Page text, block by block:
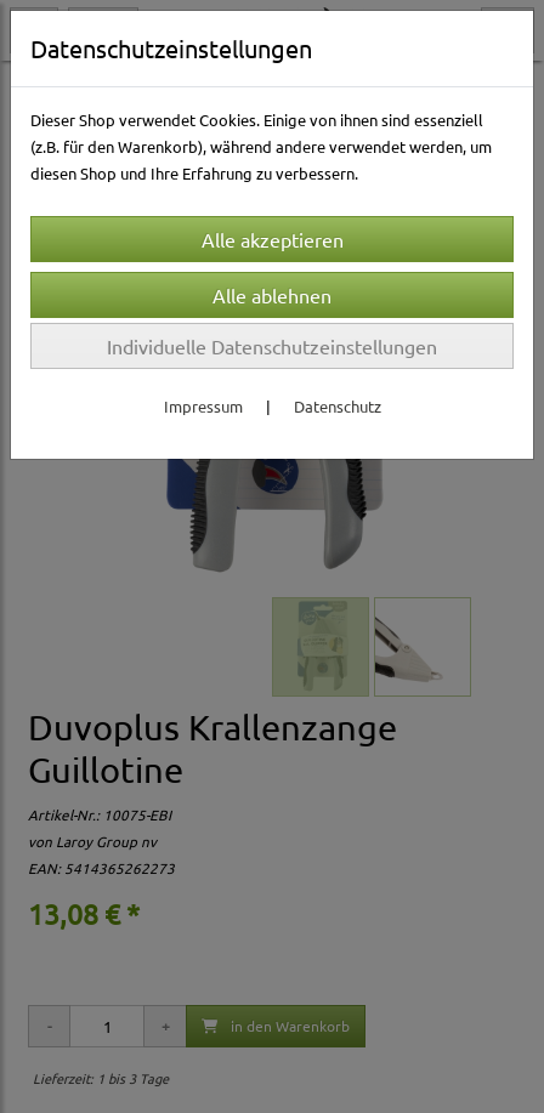
Hundewelt Pflege & Gesundheit Hundepfoten- & Krallenpflege
Duvoplus Krallenzange
Guillotine
Artikel-Nr.: 10075-EBI
von Laroy Group nv
EAN: 5414365262273
13,08 € *
in den Warenkorb
Lieferzeit: 1 bis 3 Tage
Datenschutzeinstellungen
Dieser Shop verwendet Cookies. Einige von ihnen sind essenziell
(z.B. für den Warenkorb), während andere verwendet werden, um
diesen Shop und Ihre Erfahrung zu verbessern.
Individuelle Datenschutzeinstellungen
Impressum | Datenschutz